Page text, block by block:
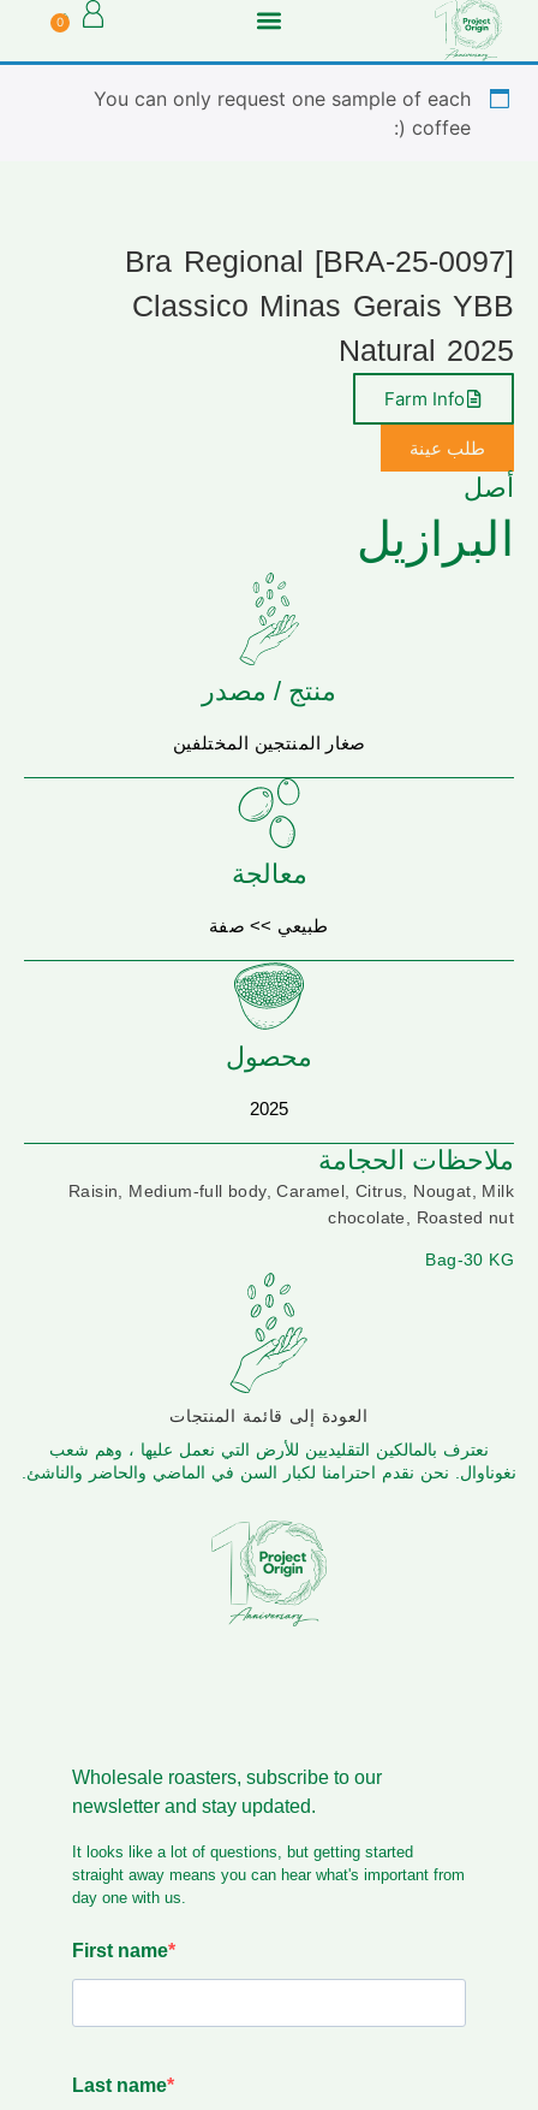
0
You can only request one sample of each
coffee (:
[BRA-25-0097] Bra Regional
Classico Minas Gerais YBB
Natural 2025
Farm Info
طلب عينة
أصل
البرازيل
منتج / مصدر
صغار المنتجين المختلفين
معالجة
طبيعي >> صفة
محصول
2025
ملاحظات الحجامة
Raisin, Medium-full body, Caramel, Citrus, Nougat, Milk
chocolate, Roasted nut
Bag-30 KG
العودة إلى قائمة المنتجات
نعترف بالمالكين التقليديين للأرض التي نعمل عليها ، وهم شعب
نغوناوال. نحن نقدم احترامنا لكبار السن في الماضي والحاضر والناشئ.